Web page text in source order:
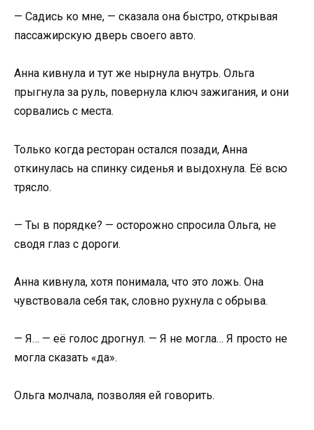
— Садись ко мне, — сказала она быстро, открывая
пассажирскую дверь своего авто.
Анна кивнула и тут же нырнула внутрь. Ольга
прыгнула за руль, повернула ключ зажигания, и они
сорвались с места.
Только когда ресторан остался позади, Анна
откинулась на спинку сиденья и выдохнула. Её всю
трясло.
— Ты в порядке? — осторожно спросила Ольга, не
сводя глаз с дороги.
Анна кивнула, хотя понимала, что это ложь. Она
чувствовала себя так, словно рухнула с обрыва.
— Я… — её голос дрогнул. — Я не могла… Я просто не
могла сказать «да».
Ольга молчала, позволяя ей говорить.